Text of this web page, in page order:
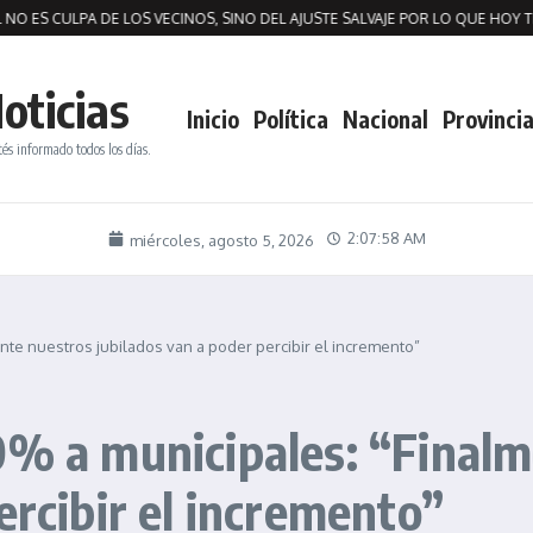
DE LOS VECINOS, SINO DEL AJUSTE SALVAJE POR LO QUE HOY
informado todos los días.
Inicio Política Nacional
miércoles, agosto 5, 2026 2:07:59 AM
nuestros jubilados van a poder percibir el incremento”
a municipales:
el incremento”